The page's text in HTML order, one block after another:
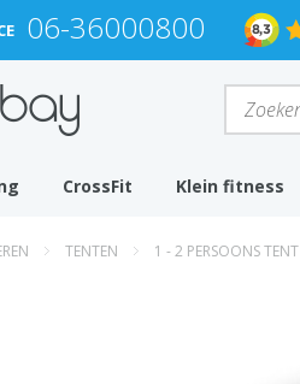
06-36000800
CrossFit Klein fitness
TENTEN 1 - 2 PERSOONS TENT